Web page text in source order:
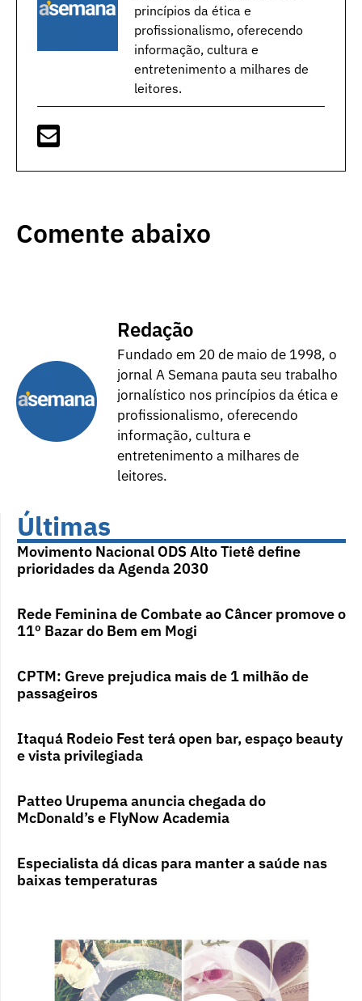
princípios da ética e
profissionalismo, oferecendo
informação, cultura e
entretenimento a milhares de
leitores.
Comente abaixo
Redação
Fundado em 20 de maio de 1998, o
jornal A Semana pauta seu trabalho
jornalístico nos princípios da ética e
profissionalismo, oferecendo
informação, cultura e
entretenimento a milhares de
leitores.
Últimas
Movimento Nacional ODS Alto Tietê define
prioridades da Agenda 2030
Rede Feminina de Combate ao Câncer promove o
11º Bazar do Bem em Mogi
CPTM: Greve prejudica mais de 1 milhão de
passageiros
Itaquá Rodeio Fest terá open bar, espaço beauty
e vista privilegiada
Patteo Urupema anuncia chegada do
McDonald’s e FlyNow Academia
Especialista dá dicas para manter a saúde nas
baixas temperaturas